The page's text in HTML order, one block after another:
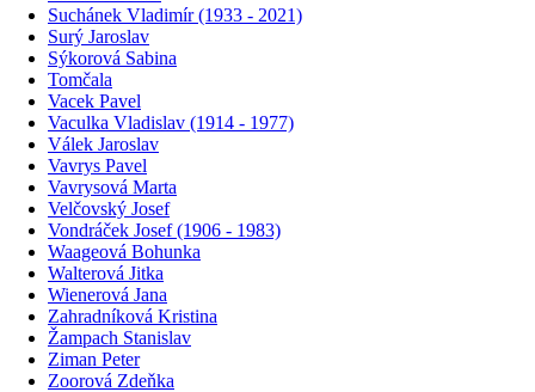
Suchánek Vladimír (1933 - 2021)
Surý Jaroslav
Sýkorová Sabina
Tomčala
Vacek Pavel
Vaculka Vladislav (1914 - 1977)
Válek Jaroslav
Vavrys Pavel
Vavrysová Marta
Velčovský Josef
Vondráček Josef (1906 - 1983)
Waageová Bohunka
Walterová Jitka
Wienerová Jana
Zahradníková Kristina
Žampach Stanislav
Ziman Peter
Zoorová Zdeňka